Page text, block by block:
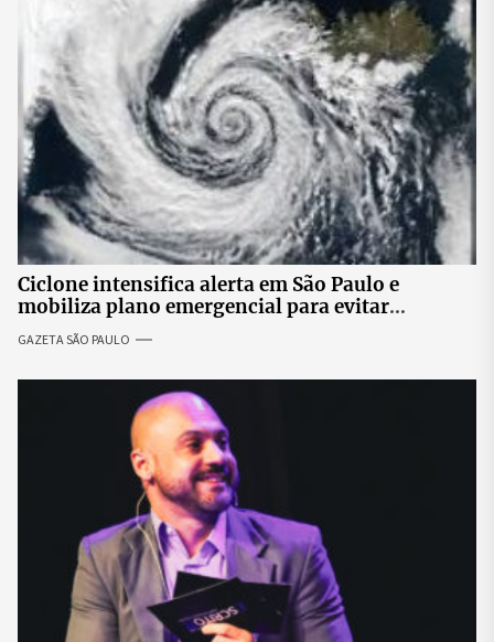
Ciclone intensifica alerta em São Paulo e
mobiliza plano emergencial para evitar
impactos no fornecimento de energia
GAZETA SÃO PAULO